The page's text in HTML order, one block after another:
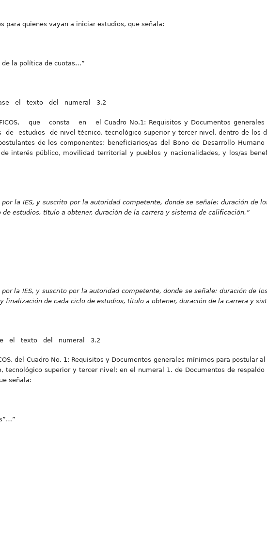
para quienes vayan a iniciar estudios, que señala:
la política de cuotas…”
el texto del numeral 3.2
que consta en el Cuadro No.1: Requisitos y Documentos
estudios de nivel técnico, tecnológico superior y tercer nivel, dentro de los
de los componentes: beneficiarios/as del Bono de Desarrollo Humano
interés público, movilidad territorial y pueblos y nacionalidades, y los/as
la IES, y suscrito por la autoridad competente, donde se señale: duración de
de estudios, título a obtener, duración de la carrera y sistema de calificación.”
la IES, y suscrito por la autoridad competente, donde se señale: duración de
finalización de cada ciclo de estudios, título a obtener, duración de la carrera y
el texto del numeral 3.2
del Cuadro No. 1: Requisitos y Documentos generales mínimos para postular
tecnológico superior y tercer nivel; en el numeral 1. de Documentos de respaldo
señala: